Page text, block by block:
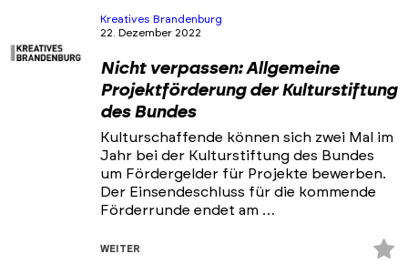
Kreatives Brandenburg
22. Dezember 2022
Nicht verpassen: Allgemeine
Projektförderung der Kulturstiftung
des Bundes
Kulturschaffende können sich zwei Mal im
Jahr bei der Kulturstiftung des Bundes
um Fördergelder für Projekte bewerben.
Der Einsendeschluss für die kommende
Förderrunde endet am …
WEITER